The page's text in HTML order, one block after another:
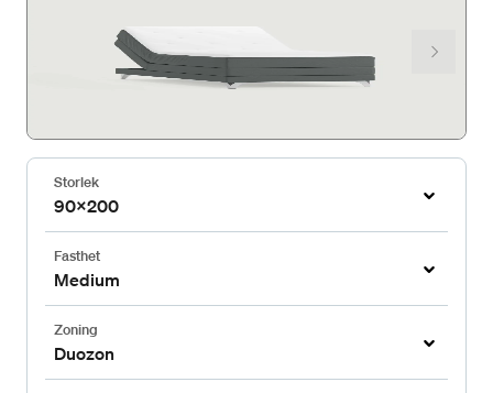
Storlek
90x200
Fasthet
Medium
Zoning
Duozon